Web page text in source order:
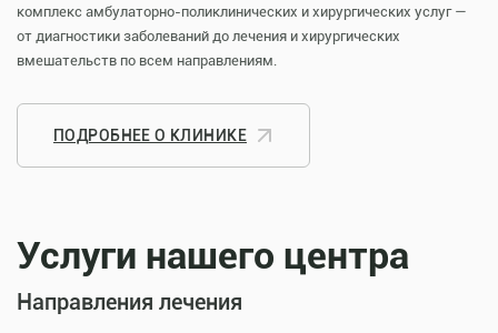
комплекс амбулаторно-поликлинических и хирургических услуг —
от диагностики заболеваний до лечения и хирургических
вмешательств по всем направлениям.
ПОДРОБНЕЕ О КЛИНИКЕ
Услуги нашего центра
Направления лечения